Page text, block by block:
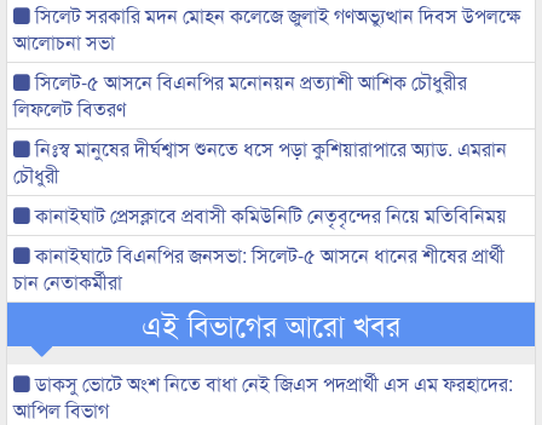
সিলেট সরকারি মদন মোহন কলেজে জুলাই গণঅভ্যুত্থান দিবস উপলক্ষে
আলোচনা সভা
সিলেট-৫ আসনে বিএনপির মনোনয়ন প্রত্যাশী আশিক চৌধুরীর
লিফলেট বিতরণ
নিঃস্ব মানুষের দীর্ঘশ্বাস শুনতে ধসে পড়া কুশিয়ারাপারে অ্যাড. এমরান
চৌধুরী
কানাইঘাট প্রেসক্লাবে প্রবাসী কমিউনিটি নেতৃবৃন্দের নিয়ে মতিবিনিময়
কানাইঘাটে বিএনপির জনসভা: সিলেট-৫ আসনে ধানের শীষের প্রার্থী
চান নেতাকর্মীরা
এই বিভাগের আরো খবর
ডাকসু ভোটে অংশ নিতে বাধা নেই জিএস পদপ্রার্থী এস এম ফরহাদের:
আপিল বিভাগ